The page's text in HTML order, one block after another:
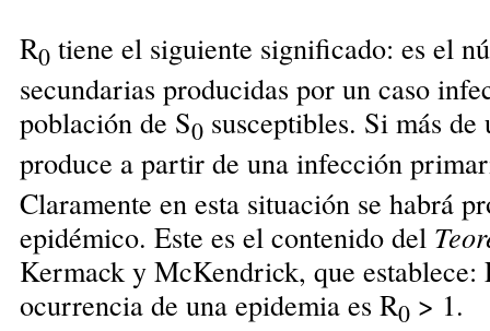
R0 tiene el siguiente significado: es el
secundarias producidas por un caso
población de S0 susceptibles. Si más
produce a partir de una infección
Claramente en esta situación se habrá
epidémico. Este es el contenido del
Kermack y McKendrick, que
ocurrencia de una epidemia es R0 > 1.